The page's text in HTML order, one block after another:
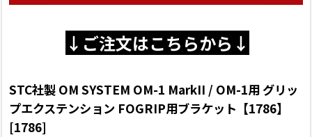
↓ご注文はこちらから↓
STC社製 OM SYSTEM OM-1 MarkII / OM-1用 グリッ
プエクステンション FOGRIP用ブラケット【1786】
[1786]